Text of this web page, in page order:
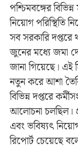
পশ্চিমবঙ্গের
নিয়োগ পরিস্থিতি
সব সরকারি দপ্তরে
জুনের মধ্যে জমা
জানা গিয়েছে। এই
নতুন করে আশা
বিভিন্ন দপ্তরে
আলোচনা চলছিল।
এবং ভবিষ্যৎ
রিপোর্ট চেয়েছে